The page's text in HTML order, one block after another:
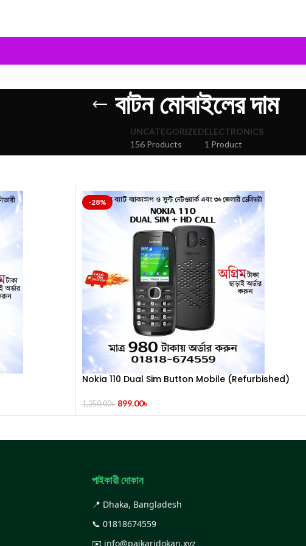
বাটন মোবাইলের দাম
UNCATEGORIZED
156 Products
ELECTRONICS
1 Product
-28%
Nokia 110 Dual Sim Button Mobile (Refurbished)
1,250.00৳ 899.00৳
পাইকারী দোকান
📍 Dhaka, Bangladesh
📞 01818674559
✉️ info@paikaridokan.xyz